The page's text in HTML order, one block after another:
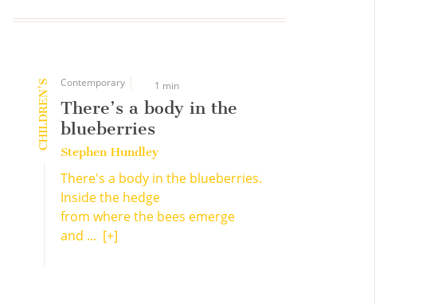
CHILDREN'S Contemporary 1 min
There’s a body in the
blueberries
Stephen Hundley
There's a body in the blueberries.
Inside the hedge
from where the bees emerge
and ... [+]